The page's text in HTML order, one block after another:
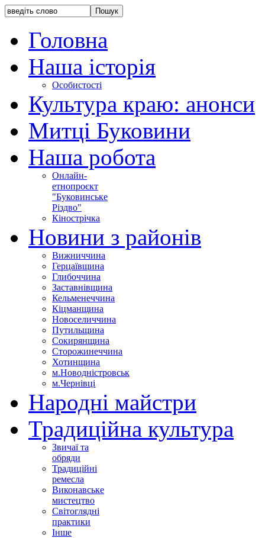
Головна
Наша історія
Особистості
Культура краю: анонси
Митці Буковини
Наша робота
Онлайн-
етнопроєкт
"Буковинське
Різдво"
Кінострічка
Новини з районів
Вижниччина
Герцаївщина
Глибоччина
Заставнівщина
Кельменеччина
Кіцманщина
Новоселиччина
Путильщина
Сокирянщина
Сторожинеччина
Хотинщина
м.Новодністровськ
м.Чернівці
Народні майстри
Традиційна культура
Звичаї та
обряди
Традиційні
ремесла
Виконавське
мистецтво
Світоглядні
практики
Інше